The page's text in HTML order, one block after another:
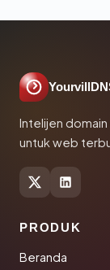
Intelijen
untuk web
PRODUK
Beranda